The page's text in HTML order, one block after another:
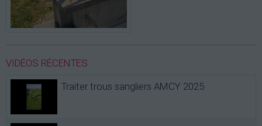
VIDÉOS RÉCENTES
Traiter trous sangliers AMCY 2025